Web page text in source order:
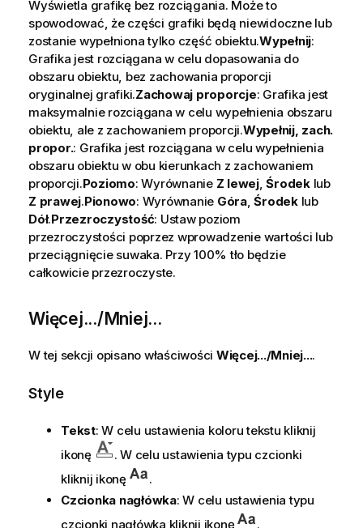
Wyświetla grafikę bez rozciągania. Może to
spowodować, że części grafiki będą niewidoczne lub
zostanie wypełniona tylko część obiektu.Wypełnij:
Grafika jest rozciągana w celu dopasowania do
obszaru obiektu, bez zachowania proporcji
oryginalnej grafiki.Zachowaj proporcje: Grafika jest
maksymalnie rozciągana w celu wypełnienia obszaru
obiektu, ale z zachowaniem proporcji.Wypełnij, zach.
propor.: Grafika jest rozciągana w celu wypełnienia
obszaru obiektu w obu kierunkach z zachowaniem
proporcji.Poziomo: Wyrównanie Z lewej,Środeklub
Z prawej.Pionowo: Wyrównanie Góra,Środeklub
Dół.Przezroczystość: Ustaw poziom
przezroczystości poprzez wprowadzenie wartości lub
przeciągnięcie suwaka. Przy 100% tło będzie
całkowicie przezroczyste.
Więcej.../Mniej...
W tej sekcji opisano właściwości Więcej.../Mniej....
Style
Tekst: W celu ustawienia koloru tekstu kliknij
ikonę
. W celu ustawienia typu czcionki
kliknij ikonę
.
Czcionka nagłówka: W celu ustawienia typu
czcionki nagłówka kliknij ikonę
.